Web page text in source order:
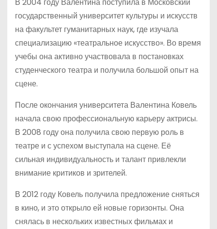
государственный университет культуры и искусств
на факультет гуманитарных наук, где изучала
специализацию «театральное искусство». Во время
учебы она активно участвовала в постановках
студенческого театра и получила большой опыт на
сцене.
После окончания университета Валентина Ковель
начала свою профессиональную карьеру актрисы.
В 2008 году она получила свою первую роль в
театре и с успехом выступала на сцене. Её
сильная индивидуальность и талант привлекли
внимание критиков и зрителей.
В 2012 году Ковель получила предложение сняться
в кино, и это открыло ей новые горизонты. Она
снялась в нескольких известных фильмах и